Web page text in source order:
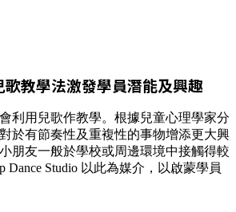
教學法激發學員潛能及興趣
利用兒歌作教學。根據兒童心理學家分
於有節奏性及重複性的事物增添更大興
朋友一般於學校或周邊環境中接觸得較
Dance Studio 以此為媒介，以啟蒙學員